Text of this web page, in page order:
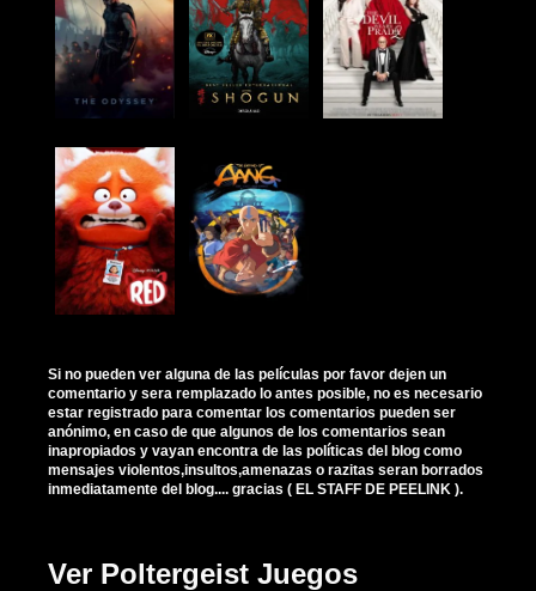
Si no pueden ver alguna de las películas por favor dejen un
comentario y sera remplazado lo antes posible, no es necesario
estar registrado para comentar los comentarios pueden ser
anónimo, en caso de que algunos de los comentarios sean
inapropiados y vayan encontra de las políticas del blog como
mensajes violentos,insultos,amenazas o razitas seran borrados
inmediatamente del blog.... gracias ( EL STAFF DE PEELINK ).
Ver Poltergeist Juegos